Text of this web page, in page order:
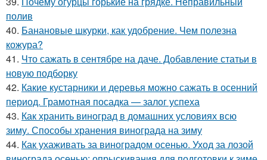
полив
40. Банановые шкурки, как удобрение. Чем полезна
кожура?
41. Что сажать в сентябре на даче. Добавление статьи в
новую подборку
42. Какие кустарники и деревья можно сажать в осенний
период. Грамотная посадка — залог успеха
43. Как хранить виноград в домашних условиях всю
зиму. Способы хранения винограда на зиму
44. Как ухаживать за виноградом осенью. Уход за лозой